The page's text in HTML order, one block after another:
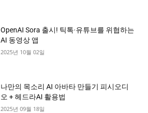
OpenAI Sora 출시! 틱톡·유튜브를 위협하는
AI 동영상 앱
2025년 10월 02일
나만의 목소리 AI 아바타 만들기 피시오디
오 + 헤드라AI 활용법
2025년 09월 18일